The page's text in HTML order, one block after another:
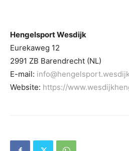
Hengelsport Wesdijk
Eurekaweg 12
2991 ZB Barendrecht (NL)
E-mail:
Website: https://